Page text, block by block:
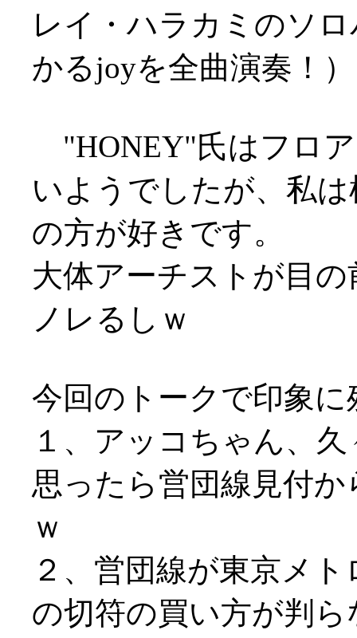
レイ・ハラカミのソ
かるjoyを全曲演奏！
"HONEY"氏はフロ
いようでしたが、私
の方が好きです。
大体アーチストが目
ノレるしｗ
今回のトークで印象
１、アッコちゃん、
思ったら営団線見付
ｗ
２、営団線が東京メ
の切符の買い方が判ら